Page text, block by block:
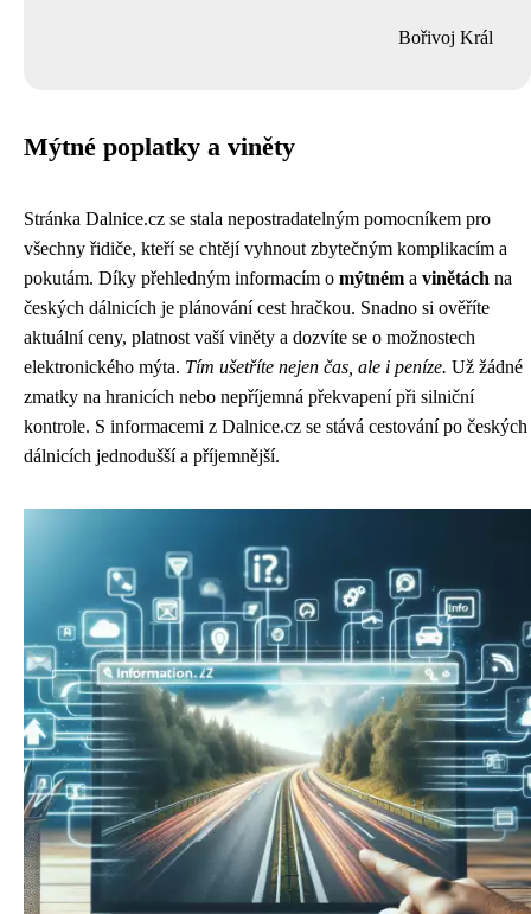
Bořivoj Král
Mýtné poplatky a viněty
Stránka Dalnice.cz se stala nepostradatelným pomocníkem pro
všechny řidiče, kteří se chtějí vyhnout zbytečným komplikacím a
pokutám. Díky přehledným informacím o mýtném a vinětách na
českých dálnicích je plánování cest hračkou. Snadno si ověříte
aktuální ceny, platnost vaší viněty a dozvíte se o možnostech
elektronického mýta. Tím ušetříte nejen čas, ale i peníze. Už žádné
zmatky na hranicích nebo nepříjemná překvapení při silniční
kontrole. S informacemi z Dalnice.cz se stává cestování po českých
dálnicích jednodušší a příjemnější.